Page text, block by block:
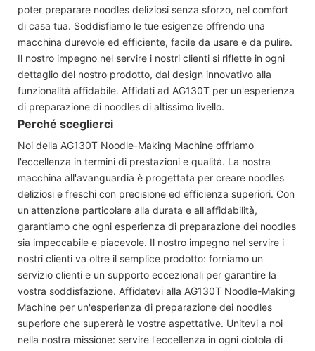
poter preparare noodles deliziosi senza sforzo, nel comfort
di casa tua. Soddisfiamo le tue esigenze offrendo una
macchina durevole ed efficiente, facile da usare e da pulire.
Il nostro impegno nel servire i nostri clienti si riflette in ogni
dettaglio del nostro prodotto, dal design innovativo alla
funzionalità affidabile. Affidati ad AG130T per un'esperienza
di preparazione di noodles di altissimo livello.
Perché sceglierci
Noi della AG130T Noodle-Making Machine offriamo
l'eccellenza in termini di prestazioni e qualità. La nostra
macchina all'avanguardia è progettata per creare noodles
deliziosi e freschi con precisione ed efficienza superiori. Con
un'attenzione particolare alla durata e all'affidabilità,
garantiamo che ogni esperienza di preparazione dei noodles
sia impeccabile e piacevole. Il nostro impegno nel servire i
nostri clienti va oltre il semplice prodotto: forniamo un
servizio clienti e un supporto eccezionali per garantire la
vostra soddisfazione. Affidatevi alla AG130T Noodle-Making
Machine per un'esperienza di preparazione dei noodles
superiore che supererà le vostre aspettative. Unitevi a noi
nella nostra missione: servire l'eccellenza in ogni ciotola di